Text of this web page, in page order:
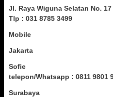
Jl. Raya Wiguna Selatan No.
Tlp : 031 8785 3499
Mobile
Jakarta
Sofie
telepon/Whatsapp : 0811 9801
Surabaya